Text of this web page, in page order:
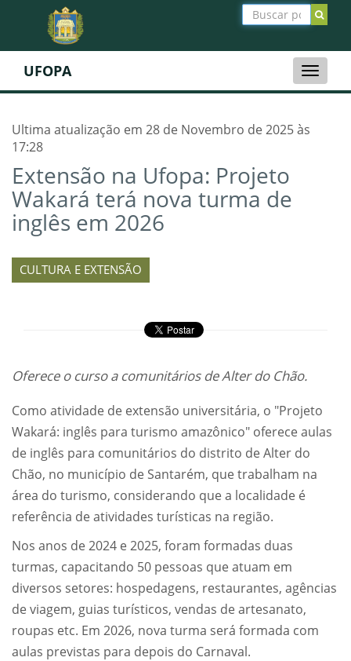
Toggle
UFOPA
Ultima atualização em 28 de Novembro de 2025 às
17:28
Extensão na Ufopa: Projeto
Wakará terá nova turma de
inglês em 2026
CULTURA E EXTENSÃO
Oferece o curso a comunitários de Alter do Chão.
Como atividade de extensão universitária, o "Projeto
Wakará: inglês para turismo amazônico" oferece aulas
de inglês para comunitários do distrito de Alter do
Chão, no município de Santarém, que trabalham na
área do turismo, considerando que a localidade é
referência de atividades turísticas na região.
Nos anos de 2024 e 2025, foram formadas duas
turmas, capacitando 50 pessoas que atuam em
diversos setores: hospedagens, restaurantes, agências
de viagem, guias turísticos, vendas de artesanato,
roupas etc. Em 2026, nova turma será formada com
aulas previstas para depois do Carnaval.